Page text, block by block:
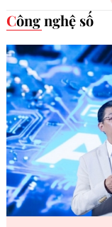
Công nghệ số